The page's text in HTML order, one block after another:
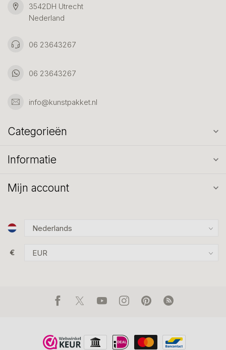
3542DH Utrecht
Nederland
06 23643267
06 23643267
info@kunstpakket.nl
Categorieën
Informatie
Mijn account
€